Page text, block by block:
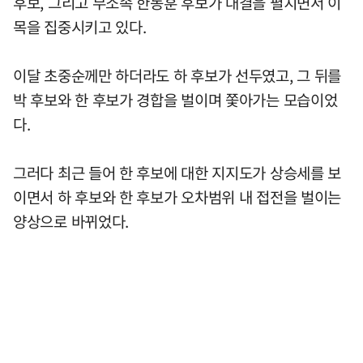
목을 집중시키고 있다.
이달 초중순께만 하더라도 하 후보가 선두였고, 그 뒤를
박 후보와 한 후보가 경합을 벌이며 쫓아가는 모습이었
다.
그러다 최근 들어 한 후보에 대한 지지도가 상승세를 보
이면서 하 후보와 한 후보가 오차범위 내 접전을 벌이는
양상으로 바뀌었다.